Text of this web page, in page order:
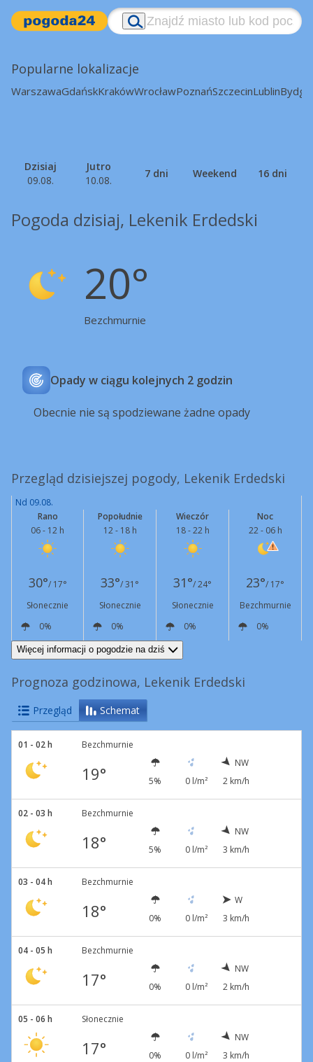
Popularne lokalizacje
WarszawaGdańskKrakówWrocławPoznańSzczecinLublin
Dzisiaj
09.08.
Jutro
10.08.
7 dni Weekend 16 dni
Pogoda dzisiaj, Lekenik Erdedski
20°
Bezchmurnie
Opady w ciągu kolejnych 2 godzin
Obecnie nie są spodziewane żadne opady
Przegląd dzisiejszej pogody, Lekenik Erdedski
Nd 09.08.
Rano
06 - 12 h
Popołudnie
12 - 18 h
Wieczór
18 - 22 h
Noc
22 - 06 h
30°/ 17° 33°/ 31° 31°/ 24° 23°/ 17°
Słonecznie
Słonecznie Słonecznie
Bezchmurnie
0%
0% 0%
0%
NE
3 km/h E
4 km/h
Więcej informacji o pogodzie na dziś
Prognoza godzinowa, Lekenik Erdedski
Przegląd Schemat
01 - 02 h Bezchmurnie
19° 5% 0 l/m²
NW
2 km/h
02 - 03 h Bezchmurnie
18° 5% 0 l/m²
NW
3 km/h
03 - 04 h Bezchmurnie
18° 0% 0 l/m²
W
3 km/h
04 - 05 h Bezchmurnie
17° 0% 0 l/m²
NW
2 km/h
05 - 06 h Słonecznie
17° 0% 0 l/m²
NW
3 km/h